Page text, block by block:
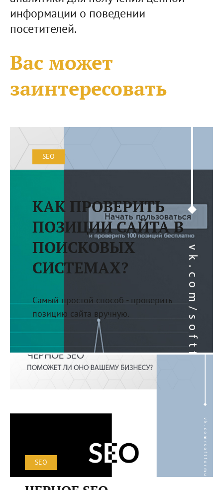
информации о поведении
посетителей.
Вас может
заинтересовать
SEO
КАК ПРОВЕРИТЬ
ПОЗИЦИИ САЙТА В
ПОИСКОВЫХ
СИСТЕМАХ?
Самый простой способ - проверить
позицию сайта вручную.
SEO